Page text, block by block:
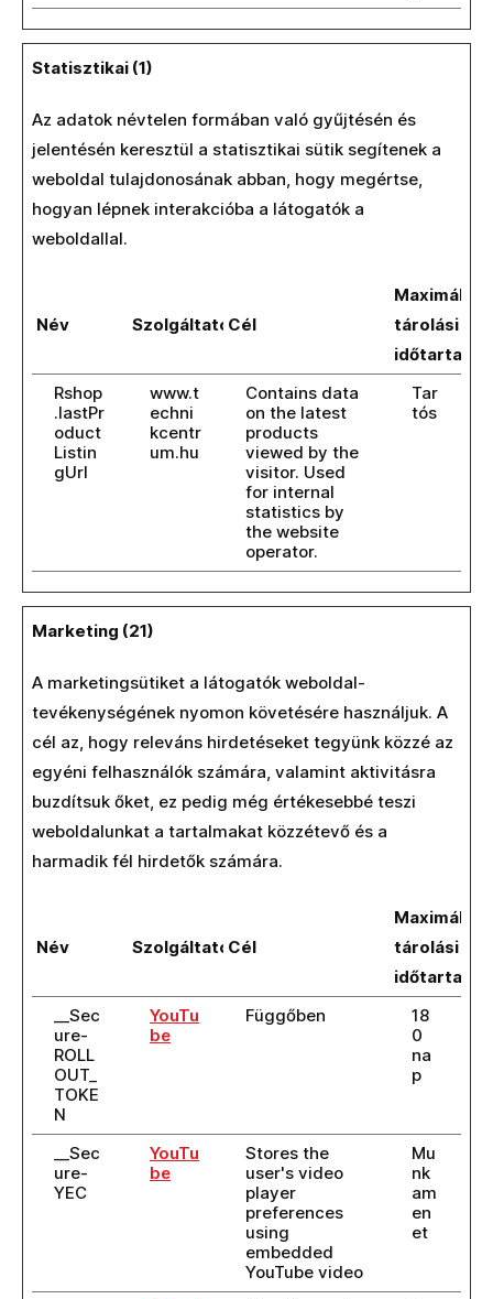
Statisztikai (1)
Az adatok névtelen formában való gyűjtésén és
jelentésén keresztül a statisztikai sütik segítenek a
weboldal tulajdonosának abban, hogy megértse,
hogyan lépnek interakcióba a látogatók a
weboldallal.
Név SzolgáltatóCél
Maximális
tárolási
időtartam
Rshop
.lastPr
oduct
Listin
gUrl
www.t
echni
kcentr
um.hu
Contains data
on the latest
products
viewed by the
visitor. Used
for internal
statistics by
the website
operator.
Tar
tós
Marketing (21)
A marketingsütiket a látogatók weboldal-
tevékenységének nyomon követésére használjuk. A
cél az, hogy releváns hirdetéseket tegyünk közzé az
egyéni felhasználók számára, valamint aktivitásra
buzdítsuk őket, ez pedig még értékesebbé teszi
weboldalunkat a tartalmakat közzétevő és a
harmadik fél hirdetők számára.
Név SzolgáltatóCél
Maximális
tárolási
időtartam
__Sec
ure-
ROLL
OUT_
TOKE
N
YouTu
be
Függőben
18
0
na
p
__Sec
ure-
YEC
YouTu
be
Stores the
user's video
player
preferences
using
embedded
YouTube video
Mu
nk
am
en
et